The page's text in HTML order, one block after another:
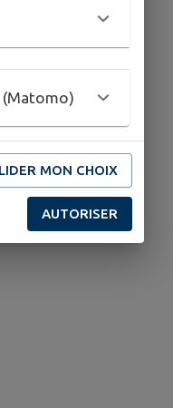
(Matomo)
MON CHOIX
AUTORISER